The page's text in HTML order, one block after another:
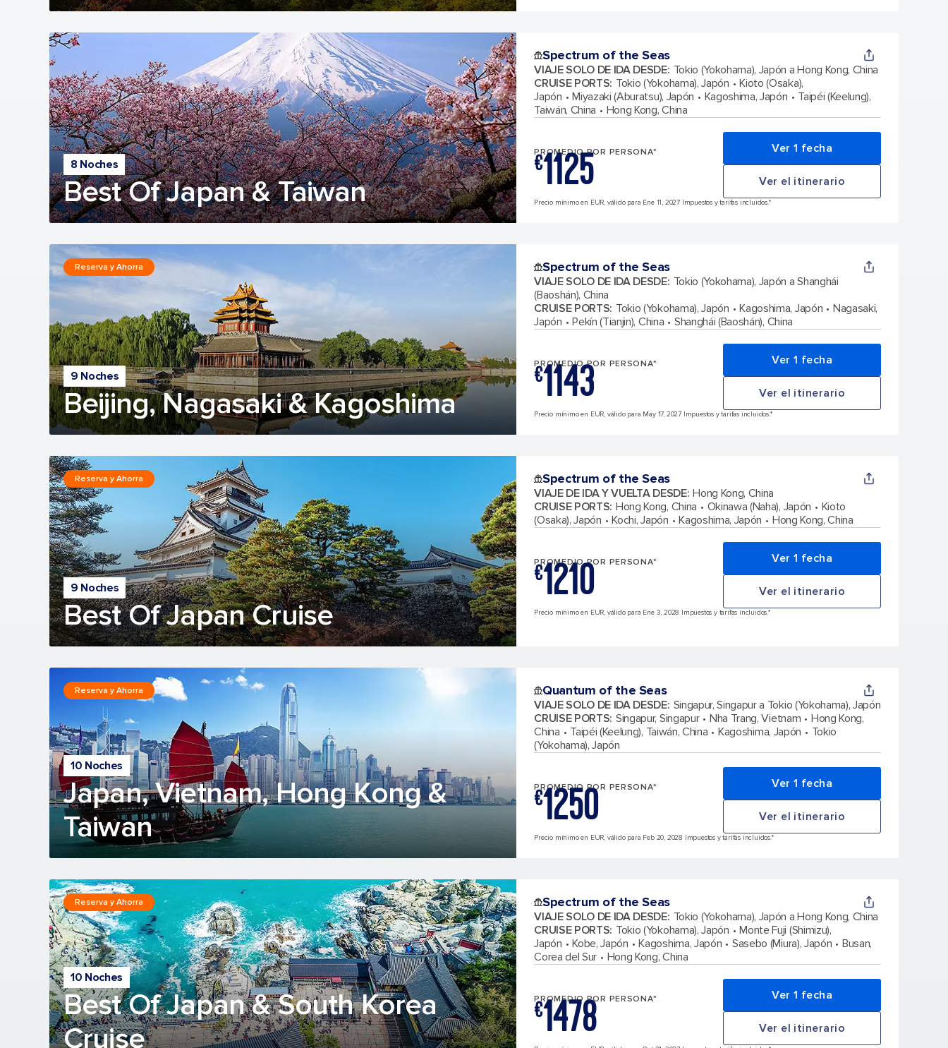
8 Noches
Best Of Japan & Taiwan
Spectrum of the Seas
VIAJE SOLO DE IDA DESDE: Tokio (Yokohama), Japón a Hong Kong, China
CRUISE PORTS: Tokio (Yokohama), Japón
Kioto (Osaka),
Japón
Miyazaki (Aburatsu), Japón Kagoshima, Japón
Taipéi (Keelung),
Taiwán, China
Hong Kong, China
PROMEDIO POR PERSONA*
€1125 Ver 1 fecha
Ver el itinerario
Precio mínimo en EUR, válido para Ene 11, 2027 Impuestos y tarifas incluidos.*
9 Noches
Beijing, Nagasaki & Kagoshima
Reserva y Ahorra Spectrum of the Seas
VIAJE SOLO DE IDA DESDE: Tokio (Yokohama), Japón a Shanghái
(Baoshán), China
CRUISE PORTS: Tokio (Yokohama), Japón Kagoshima, Japón
Nagasaki,
Japón
Pekín (Tianjin), China Shanghái (Baoshán), China
PROMEDIO POR PERSONA*
€1143 Ver 1 fecha
Ver el itinerario
Precio mínimo en EUR, válido para May 17, 2027 Impuestos y tarifas incluidos.*
9 Noches
Best Of Japan Cruise
Reserva y Ahorra Spectrum of the Seas
VIAJE DE IDA Y VUELTA DESDE: Hong Kong, China
CRUISE PORTS: Hong Kong, China Okinawa (Naha), Japón
Kioto
(Osaka), Japón
Kochi, Japón Kagoshima, Japón Hong Kong, China
PROMEDIO POR PERSONA*
€1210 Ver 1 fecha
Ver el itinerario
Precio mínimo en EUR, válido para Ene 3, 2028 Impuestos y tarifas incluidos.*
10 Noches
Japan, Vietnam, Hong Kong &
Taiwan
Reserva y Ahorra Quantum of the Seas
VIAJE SOLO DE IDA DESDE: Singapur, Singapur a Tokio (Yokohama), Japón
CRUISE PORTS: Singapur, Singapur Nha Trang, Vietnam
Hong Kong,
China
Taipéi (Keelung), Taiwán, China Kagoshima, Japón
Tokio
(Yokohama), Japón
PROMEDIO POR PERSONA*
€1250 Ver 1 fecha
Ver el itinerario
Precio mínimo en EUR, válido para Feb 20, 2028 Impuestos y tarifas incluidos.*
10 Noches
Best Of Japan & South Korea
Cruise
Reserva y Ahorra Spectrum of the Seas
VIAJE SOLO DE IDA DESDE: Tokio (Yokohama), Japón a Hong Kong, China
CRUISE PORTS: Tokio (Yokohama), Japón
Monte Fuji (Shimizu),
Japón
Kobe, Japón Kagoshima, Japón Sasebo (Miura), Japón
Busan,
Corea del Sur
Hong Kong, China
PROMEDIO POR PERSONA*
€1478 Ver 1 fecha
Ver el itinerario